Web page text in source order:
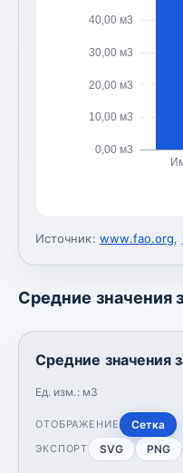
0,00 м3
10,00 м3
20,00 м3
30,00 м3
40,00 м3
Источник: www.fao.org,
Средние значения
Средние значения
Ед. изм.: м3
ОТОБРАЖЕНИЕ Сетка
ЭКСПОРТ SVG PNG